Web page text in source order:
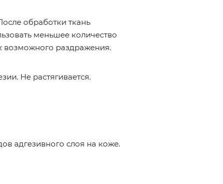
обработки ткань
меньшее количество
возможного раздражения.
Не растягивается.
адгезивного слоя на коже.